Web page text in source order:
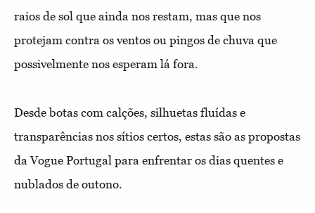
raios de sol que ainda nos restam, mas que nos
protejam contra os ventos ou pingos de chuva que
possivelmente nos esperam lá fora.
Desde botas com calções, silhuetas fluídas e
transparências nos sítios certos, estas são as propostas
da Vogue Portugal para enfrentar os dias quentes e
nublados de outono.